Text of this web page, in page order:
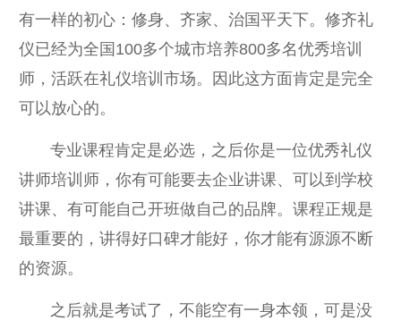
有一样的初心：修身、齐家、治国平天下。修齐礼
仪已经为全国100多个城市培养800多名优秀培训
师，活跃在礼仪培训市场。因此这方面肯定是完全
可以放心的。
专业课程肯定是必选，之后你是一位优秀礼仪
讲师培训师，你有可能要去企业讲课、可以到学校
讲课、有可能自己开班做自己的品牌。课程正规是
最重要的，讲得好口碑才能好，你才能有源源不断
的资源。
之后就是考试了，不能空有一身本领，可是没